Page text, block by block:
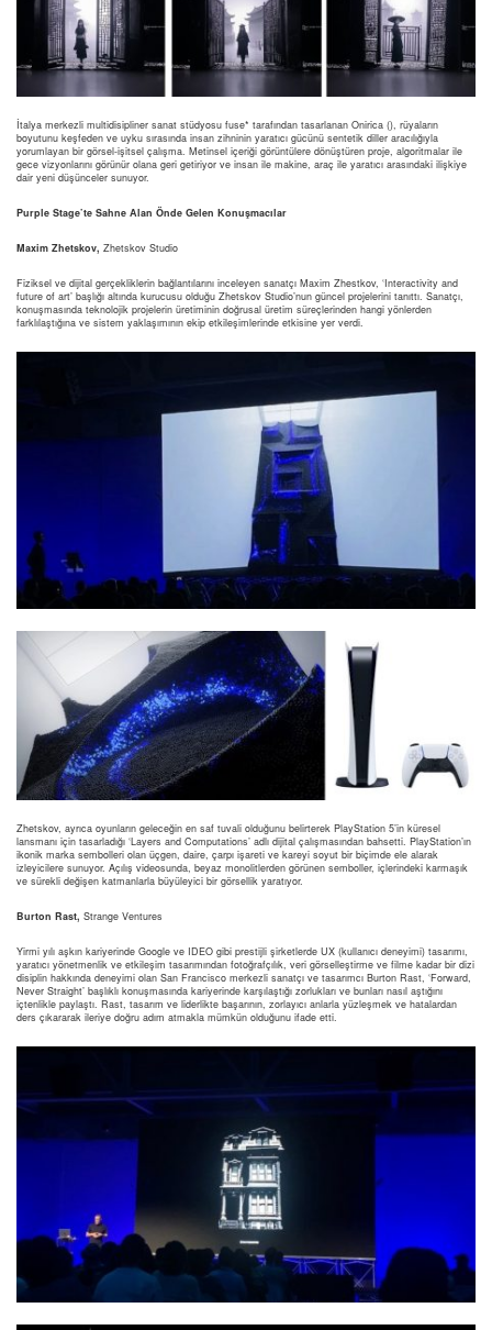
İtalya merkezli multidisipliner sanat stüdyosu fuse* tarafından tasarlanan Onirica (), rüyaların
boyutunu keşfeden ve uyku sırasında insan zihninin yaratıcı gücünü sentetik diller aracılığıyla
yorumlayan bir görsel-işitsel çalışma. Metinsel içeriği görüntülere dönüştüren proje, algoritmalar ile
gece vizyonlarını görünür olana geri getiriyor ve insan ile makine, araç ile yaratıcı arasındaki ilişkiye
dair yeni düşünceler sunuyor.
Purple Stage’te Sahne Alan Önde Gelen Konuşmacılar
Maxim Zhetskov, Zhetskov Studio
Fiziksel ve dijital gerçekliklerin bağlantılarını inceleyen sanatçı Maxim Zhestkov, ‘Interactivity and
future of art’ başlığı altında kurucusu olduğu Zhetskov Studio’nun güncel projelerini tanıttı. Sanatçı,
konuşmasında teknolojik projelerin üretiminin doğrusal üretim süreçlerinden hangi yönlerden
farklılaştığına ve sistem yaklaşımının ekip etkileşimlerinde etkisine yer verdi.
Zhetskov, ayrıca oyunların geleceğin en saf tuvali olduğunu belirterek PlayStation 5’in küresel
lansmanı için tasarladığı ‘Layers and Computations’ adlı dijital çalışmasından bahsetti. PlayStation’ın
ikonik marka sembolleri olan üçgen, daire, çarpı işareti ve kareyi soyut bir biçimde ele alarak
izleyicilere sunuyor. Açılış videosunda, beyaz monolitlerden görünen semboller, içlerindeki karmaşık
ve sürekli değişen katmanlarla büyüleyici bir görsellik yaratıyor.
Burton Rast, Strange Ventures
Yirmi yılı aşkın kariyerinde Google ve IDEO gibi prestijli şirketlerde UX (kullanıcı deneyimi) tasarımı,
yaratıcı yönetmenlik ve etkileşim tasarımından fotoğrafçılık, veri görselleştirme ve filme kadar bir dizi
disiplin hakkında deneyimi olan San Francisco merkezli sanatçı ve tasarımcı Burton Rast, ‘Forward,
Never Straight’ başlıklı konuşmasında kariyerinde karşılaştığı zorlukları ve bunları nasıl aştığını
içtenlikle paylaştı. Rast, tasarım ve liderlikte başarının, zorlayıcı anlarla yüzleşmek ve hatalardan
ders çıkararak ileriye doğru adım atmakla mümkün olduğunu ifade etti.